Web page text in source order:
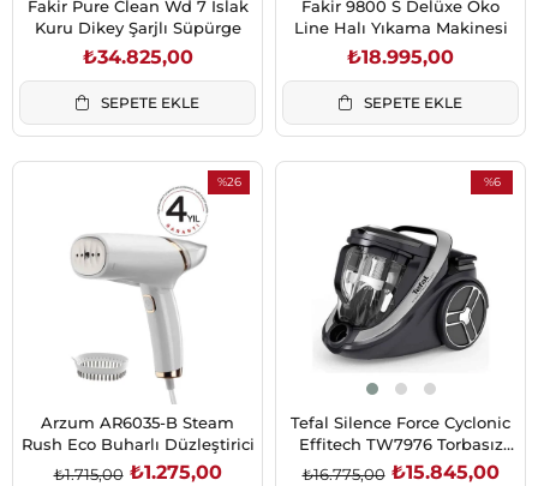
Fakir Pure Clean Wd 7 Islak
Kuru Dikey Şarjlı Süpürge
₺34.825,00
SEPETE EKLE
Fakir 9800 S Delüxe Öko
Line Halı Yıkama Makinesi
₺18.995,00
SEPETE EKLE
%26
Arzum AR6035-B Steam
Rush Eco Buharlı Düzleştirici
₺1.275,00
₺1.715,00
%6
Tefal Silence Force Cyclonic
Effitech TW7976 Torbasız
Süpürge (2211401250)
₺15.845,00
₺16.775,00